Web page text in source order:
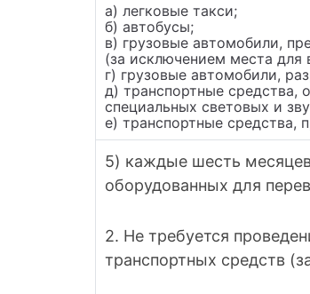
а) легковые такси;
б) автобусы;
в) грузовые автомобили,
(за исключением места для
г) грузовые автомобили,
д) транспортные средства,
специальных световых и
е) транспортные средства,
5) каждые шесть
оборудованных для
2. Не требуется
транспортных средств